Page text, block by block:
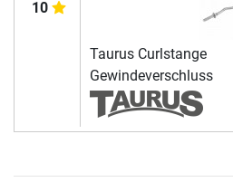
10
Taurus Curlstange
Gewindeverschluss